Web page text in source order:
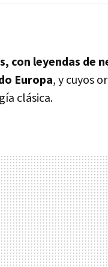
con leyendas de
Europa, y cuyos
clásica.